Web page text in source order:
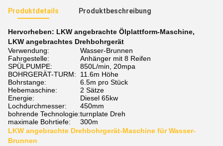
Produktdetails Produktbeschreibung
Hervorheben: LKW angebrachte Ölplattform-Maschine,
LKW angebrachtes Drehbohrgerät
Verwendung:
Wasser-Brunnen
Fahrgestelle:
Anhänger mit 8 Reifen
SPÜLPUMPE:
850L/min, 20mpa
BOHRGERÄT-TURM:
11.6m Höhe
Bohrstange:
6.5m pro Stück
Hebemaschine:
2 Sätze
Energie:
Diesel 65kw
Lochdurchmesser:
450mm
bohrende Technologie:turnplate Dreh
maximale Bohrtiefe:
300m
LKW angebrachte Drehbohrgerät-Maschine für Wasser-
Brunnen